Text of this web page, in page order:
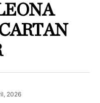
2026